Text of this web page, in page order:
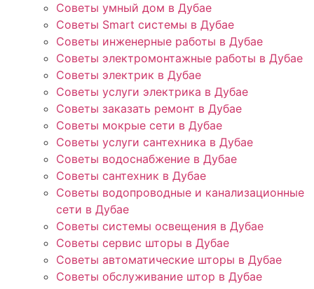
Советы умный дом в Дубае
Советы Smart системы в Дубае
Советы инженерные работы в Дубае
Советы электромонтажные работы в Дубае
Советы электрик в Дубае
Советы услуги электрика в Дубае
Советы заказать ремонт в Дубае
Советы мокрые сети в Дубае
Советы услуги сантехника в Дубае
Советы водоснабжение в Дубае
Советы сантехник в Дубае
Советы водопроводные и канализационные
сети в Дубае
Советы системы освещения в Дубае
Советы сервис шторы в Дубае
Советы автоматические шторы в Дубае
Советы обслуживание штор в Дубае